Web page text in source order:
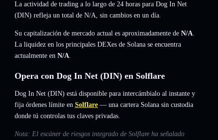
La actividad de trading a lo largo de 24 horas para Dog In Net
(DIN) refleja un total de N/A, sin cambios en un día.
Su capitalización de mercado actual es aproximadamente de N/A.
La liquidez en los principales DEXes de Solana se encuentra
actualmente en N/A.
Opera con Dog In Net (DIN) en Solflare
Dog In Net (DIN) está disponible para intercámbialo al instante y
fija órdenes límite en Solflare — una cartera Solana sin custodia
donde tú controlas tus claves privadas.
Nota: El escáner de riesgos integrado de Solflare ha señalado